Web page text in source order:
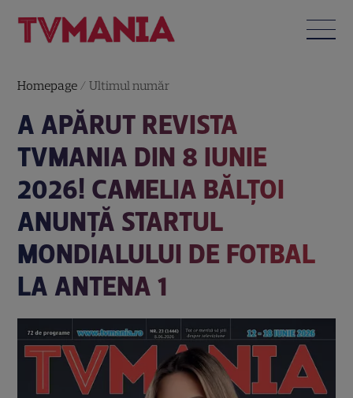
Homepage /Ultimul număr
A APĂRUT REVISTA
TVMANIA DIN 8 IUNIE
2026! CAMELIA BĂLȚOI
ANUNȚĂ STARTUL
MONDIALULUI DE FOTBAL
LA ANTENA 1